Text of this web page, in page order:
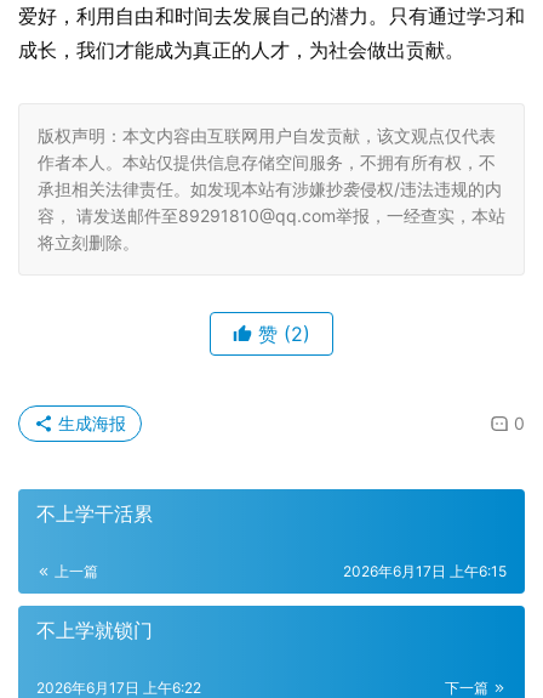
爱好，利用自由和时间去发展自己的潜力。只有通过学习和
成长，我们才能成为真正的人才，为社会做出贡献。
版权声明：本文内容由互联网用户自发贡献，该文观点仅代表
作者本人。本站仅提供信息存储空间服务，不拥有所有权，不
承担相关法律责任。如发现本站有涉嫌抄袭侵权/违法违规的内
容， 请发送邮件至89291810@qq.com举报，一经查实，本站
将立刻删除。
赞 (2)
0
生成海报
不上学干活累
上一篇 2026年6月17日 上午6:15
不上学就锁门
下一篇
2026年6月17日 上午6:22